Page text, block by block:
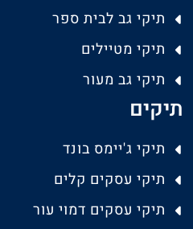
תיקי גב לבית ספר
תיקי מטיילים
תיקי גב מעור
תיקים
תיקי ג'יימס בונד
תיקי עסקים קלים
תיקי עסקים דמוי עור